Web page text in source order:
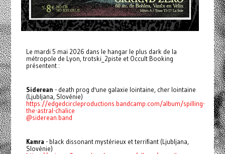
Le mardi 5 mai 2026 dans le hangar le plus dark de la
métropole de Lyon, trotski_2piste et Occult Booking
présentent :
Siderean - death prog d'une galaxie lointaine, cher lointaine
(Ljubljana, Slovénie)
https://edgedcircleproductions.bandcamp.com/album/spilling-
the-astral-chalice
@siderean.band
Kamra - black dissonant mystérieux et terrifiant (Ljubljana,
Slovénie)